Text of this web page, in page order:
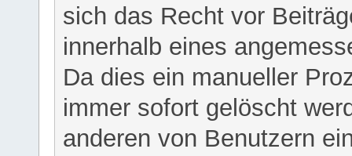
sich das Recht vor
innerhalb eines
Da dies ein manueller
immer sofort gelöscht
anderen von Benutzern